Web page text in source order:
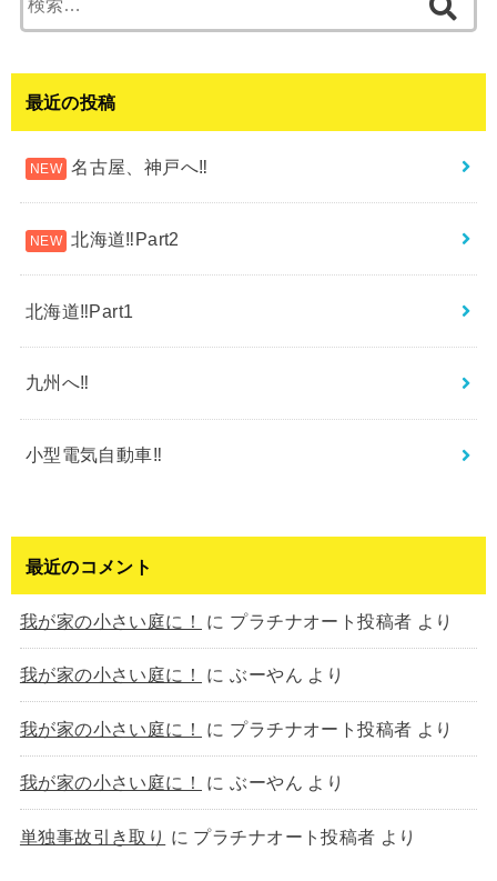
索:
最近の投稿
名古屋、神戸へ‼︎
北海道‼︎Part2
北海道‼︎Part1
九州へ‼︎
小型電気自動車‼︎
最近のコメント
我が家の小さい庭に！ に プラチナオート投稿者 より
我が家の小さい庭に！ にぶーやん より
我が家の小さい庭に！ に プラチナオート投稿者 より
我が家の小さい庭に！ にぶーやん より
単独事故引き取り に プラチナオート投稿者 より